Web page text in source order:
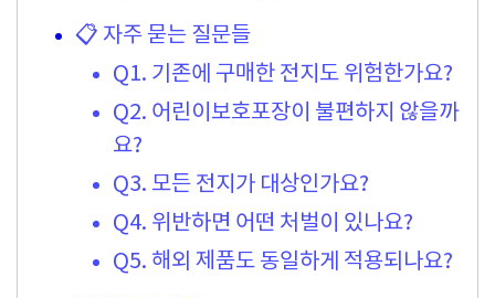
📋 자주 묻는 질문들
Q1. 기존에 구매한 전지도 위험한가요?
Q2. 어린이보호포장이 불편하지 않을까
요?
Q3. 모든 전지가 대상인가요?
Q4. 위반하면 어떤 처벌이 있나요?
Q5. 해외 제품도 동일하게 적용되나요?